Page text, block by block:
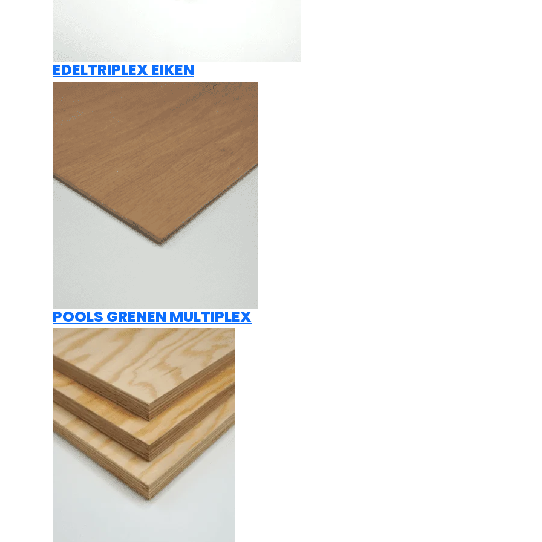
EDELTRIPLEX EIKEN
POOLS GRENEN MULTIPLEX